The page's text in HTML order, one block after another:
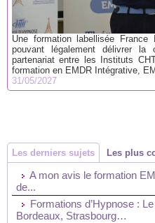
Une formation labellisée
pouvant légalement délivrer
partenariat entre les Instituts
formation en EMDR Intégrative,
31/05/2027
Les derniers sujets Les plus
A mon avis le formation
de...
Formations d’Hypnose :
Bordeaux, Strasbourg…